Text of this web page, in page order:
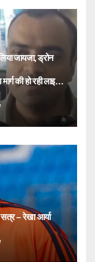
जायजा, ड्रोन
की हो रही लाइव
– रेखा आर्या